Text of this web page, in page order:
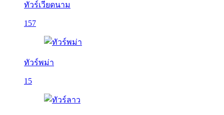
ทัวร์เวียดนาม
157
ทัวร์พม่า
15